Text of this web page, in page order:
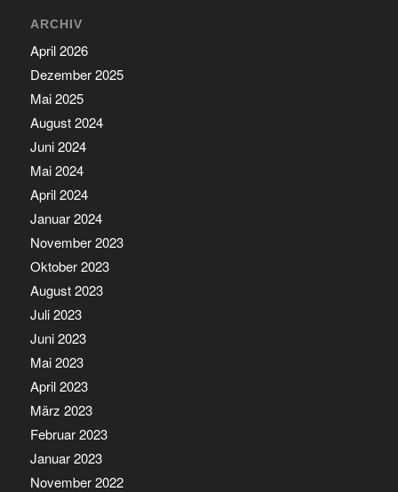
ARCHIV
April 2026
Dezember 2025
Mai 2025
August 2024
Juni 2024
Mai 2024
April 2024
Januar 2024
November 2023
Oktober 2023
August 2023
Juli 2023
Juni 2023
Mai 2023
April 2023
März 2023
Februar 2023
Januar 2023
November 2022